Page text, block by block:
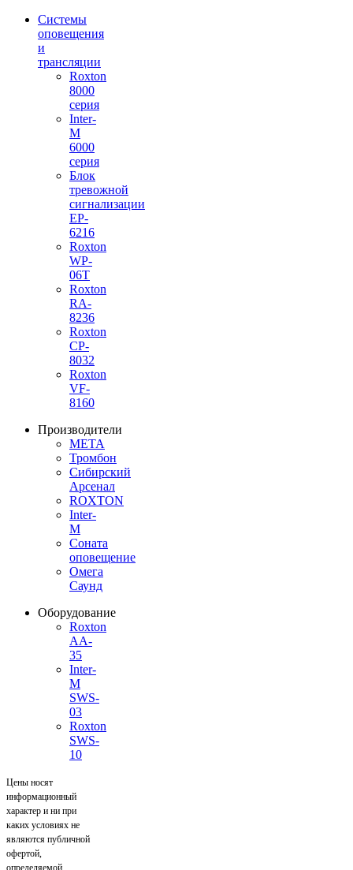
Системы
оповещения
и
трансляции
Roxton
8000
серия
Inter-
M
6000
серия
Блок
тревожной
сигнализации
EP-
6216
Roxton
WP-
06T
Roxton
RA-
8236
Roxton
CP-
8032
Roxton
VF-
8160
Производители
МЕТА
Тромбон
Сибирский
Арсенал
ROXTON
Inter-
M
Соната
оповещение
Омега
Саунд
Оборудование
Roxton
AA-
35
Inter-
M
SWS-
03
Roxton
SWS-
10
Цены носят
информационный
характер и ни при
каких условиях не
являются публичной
офертой,
определяемой